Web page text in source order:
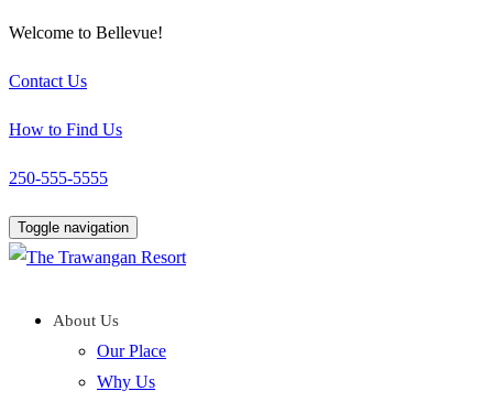
Welcome to Bellevue!
Contact Us
How to Find Us
250-555-5555
Toggle navigation
About Us
Our Place
Why Us